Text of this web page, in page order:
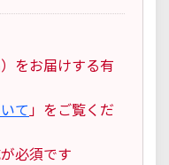
をお届けする有
て 」をご覧くだ
必須です